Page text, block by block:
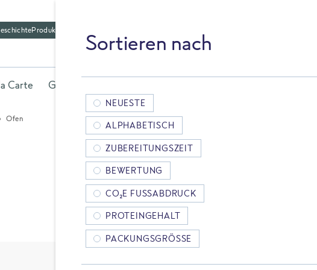
Produktfriedhof
Carte Gerichte
Ofen
Sortieren nach
NEUESTE
ALPHABETISCH
ZUBEREITUNGSZEIT
BEWERTUNG
CO₂E FUSSABDRUCK
PROTEINGEHALT
PACKUNGSGRÖSSE